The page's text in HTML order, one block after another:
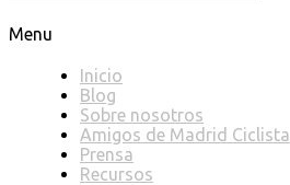
Menu
Inicio
Blog
Sobre nosotros
Amigos de Madrid Ciclista
Prensa
Recursos